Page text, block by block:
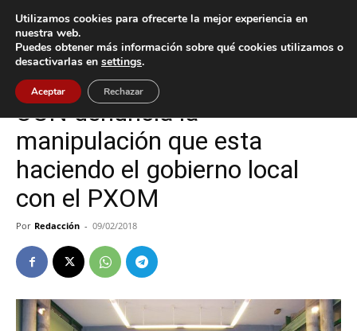
Inicio Nigrán
Nigrán Política
UCN denuncia la
manipulación que esta
haciendo el gobierno local
con el PXOM
Por Redacción - 09/02/2018
Utilizamos cookies para ofrecerte la mejor experiencia en
nuestra web.
Puedes obtener más información sobre qué cookies utilizamos o
desactivarlas en settings.
Aceptar Rechazar